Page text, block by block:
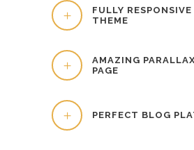
FULLY
THEME
AMAZING
PAGE
PERFECT BLOG